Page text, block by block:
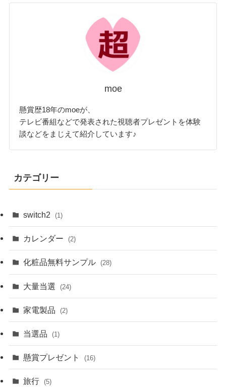
moe
懸賞歴18年のmoeが、
テレビ番組などで発表された視聴者プレゼントを体験
談などをまじえて紹介しています♪
カテゴリー
switch2 (1)
カレンダー (2)
化粧品無料サンプル (28)
大量当選 (24)
家電製品 (2)
当選品 (1)
懸賞プレゼント (16)
旅行 (5)